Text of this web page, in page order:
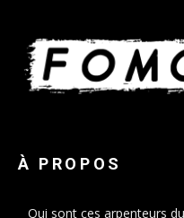
À PROPOS
Qui sont ces arpenteurs